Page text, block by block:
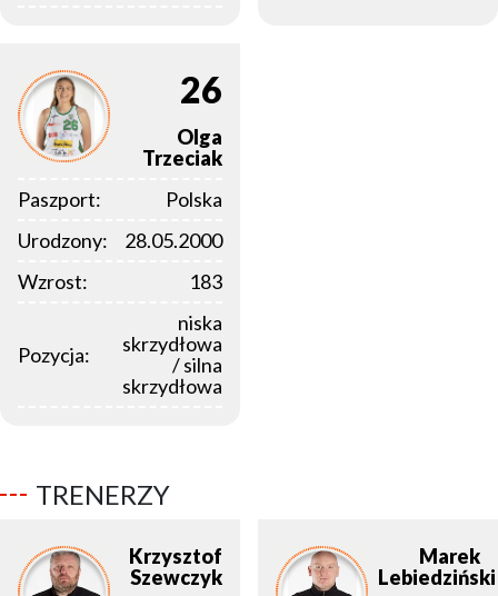
26
Olga
Trzeciak
Paszport:
Polska
Urodzony:
28.05.2000
Wzrost:
183
Pozycja:
niska
skrzydłowa
/ silna
skrzydłowa
TRENERZY
Krzysztof
Szewczyk
Marek
Lebiedziński